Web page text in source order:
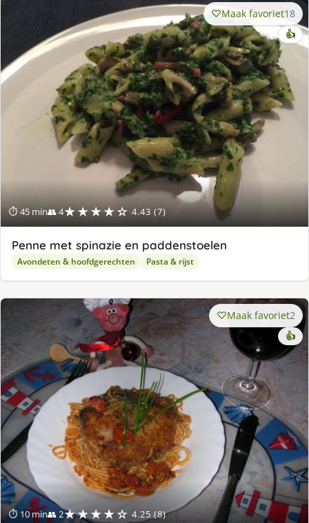
⏱ 45 min👥 4★★★★☆ 4.43 (7)
Maak favoriet18
👍
Penne met spinazie en paddenstoelen
Avondeten & hoofdgerechten Pasta & rijst
⏱ 10 min👥 2★★★★☆ 4.25 (8)
Maak favoriet2
👍